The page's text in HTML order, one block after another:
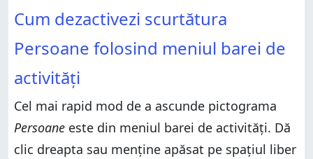
Cum dezactivezi scurtătura
Persoane folosind meniul barei de
activități
Cel mai rapid mod de a ascunde pictograma
Persoane este din meniul barei de activități. Dă
clic dreapta sau menține apăsat pe spațiul liber